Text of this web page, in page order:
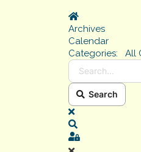
Home
Archives
Calendar
Categories:
All
Search
x
Sign In